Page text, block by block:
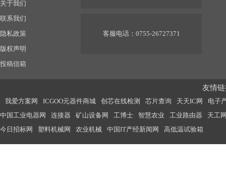
关于我们
联系我们
隐私政策
版权声明
投稿信箱
客服电话：0755-26727371
友情
我爱方案网 ICGOO元器件商城 创芯在线检测 芯片查询 天天IC网
电子
中国工业电器网
连接器 矿山设备网 工博士 智慧农业 工业路由器
天工
今日招标网
塑料机械网 农业机械 中国IT产经新闻网 高低温试验箱